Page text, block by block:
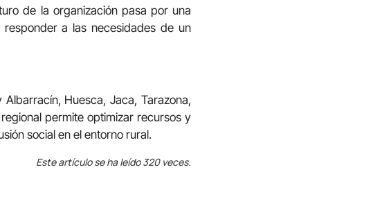
de la organización pasa por una
a las necesidades de un
Huesca, Jaca, Tarazona,
permite optimizar recursos y
social en el entorno rural.
Este artículo se ha leído 320 veces.